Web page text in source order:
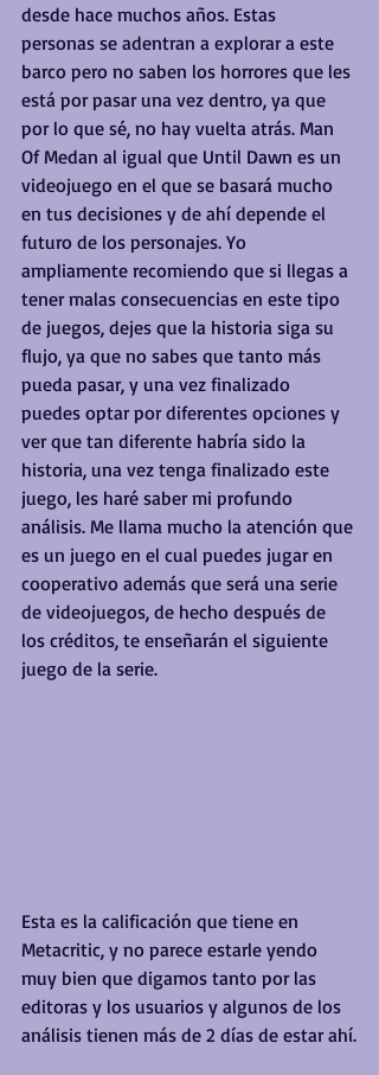
desde hace muchos años. Estas
personas se adentran a explorar a este
barco pero no saben los horrores que les
está por pasar una vez dentro, ya que
por lo que sé, no hay vuelta atrás. Man
Of Medan al igual que Until Dawn es un
videojuego en el que se basará mucho
en tus decisiones y de ahí depende el
futuro de los personajes. Yo
ampliamente recomiendo que si llegas a
tener malas consecuencias en este tipo
de juegos, dejes que la historia siga su
flujo, ya que no sabes que tanto más
pueda pasar, y una vez finalizado
puedes optar por diferentes opciones y
ver que tan diferente habría sido la
historia, una vez tenga finalizado este
juego, les haré saber mi profundo
análisis. Me llama mucho la atención que
es un juego en el cual puedes jugar en
cooperativo además que será una serie
de videojuegos, de hecho después de
los créditos, te enseñarán el siguiente
juego de la serie.
Esta es la calificación que tiene en
Metacritic, y no parece estarle yendo
muy bien que digamos tanto por las
editoras y los usuarios y algunos de los
análisis tienen más de 2 días de estar ahí.